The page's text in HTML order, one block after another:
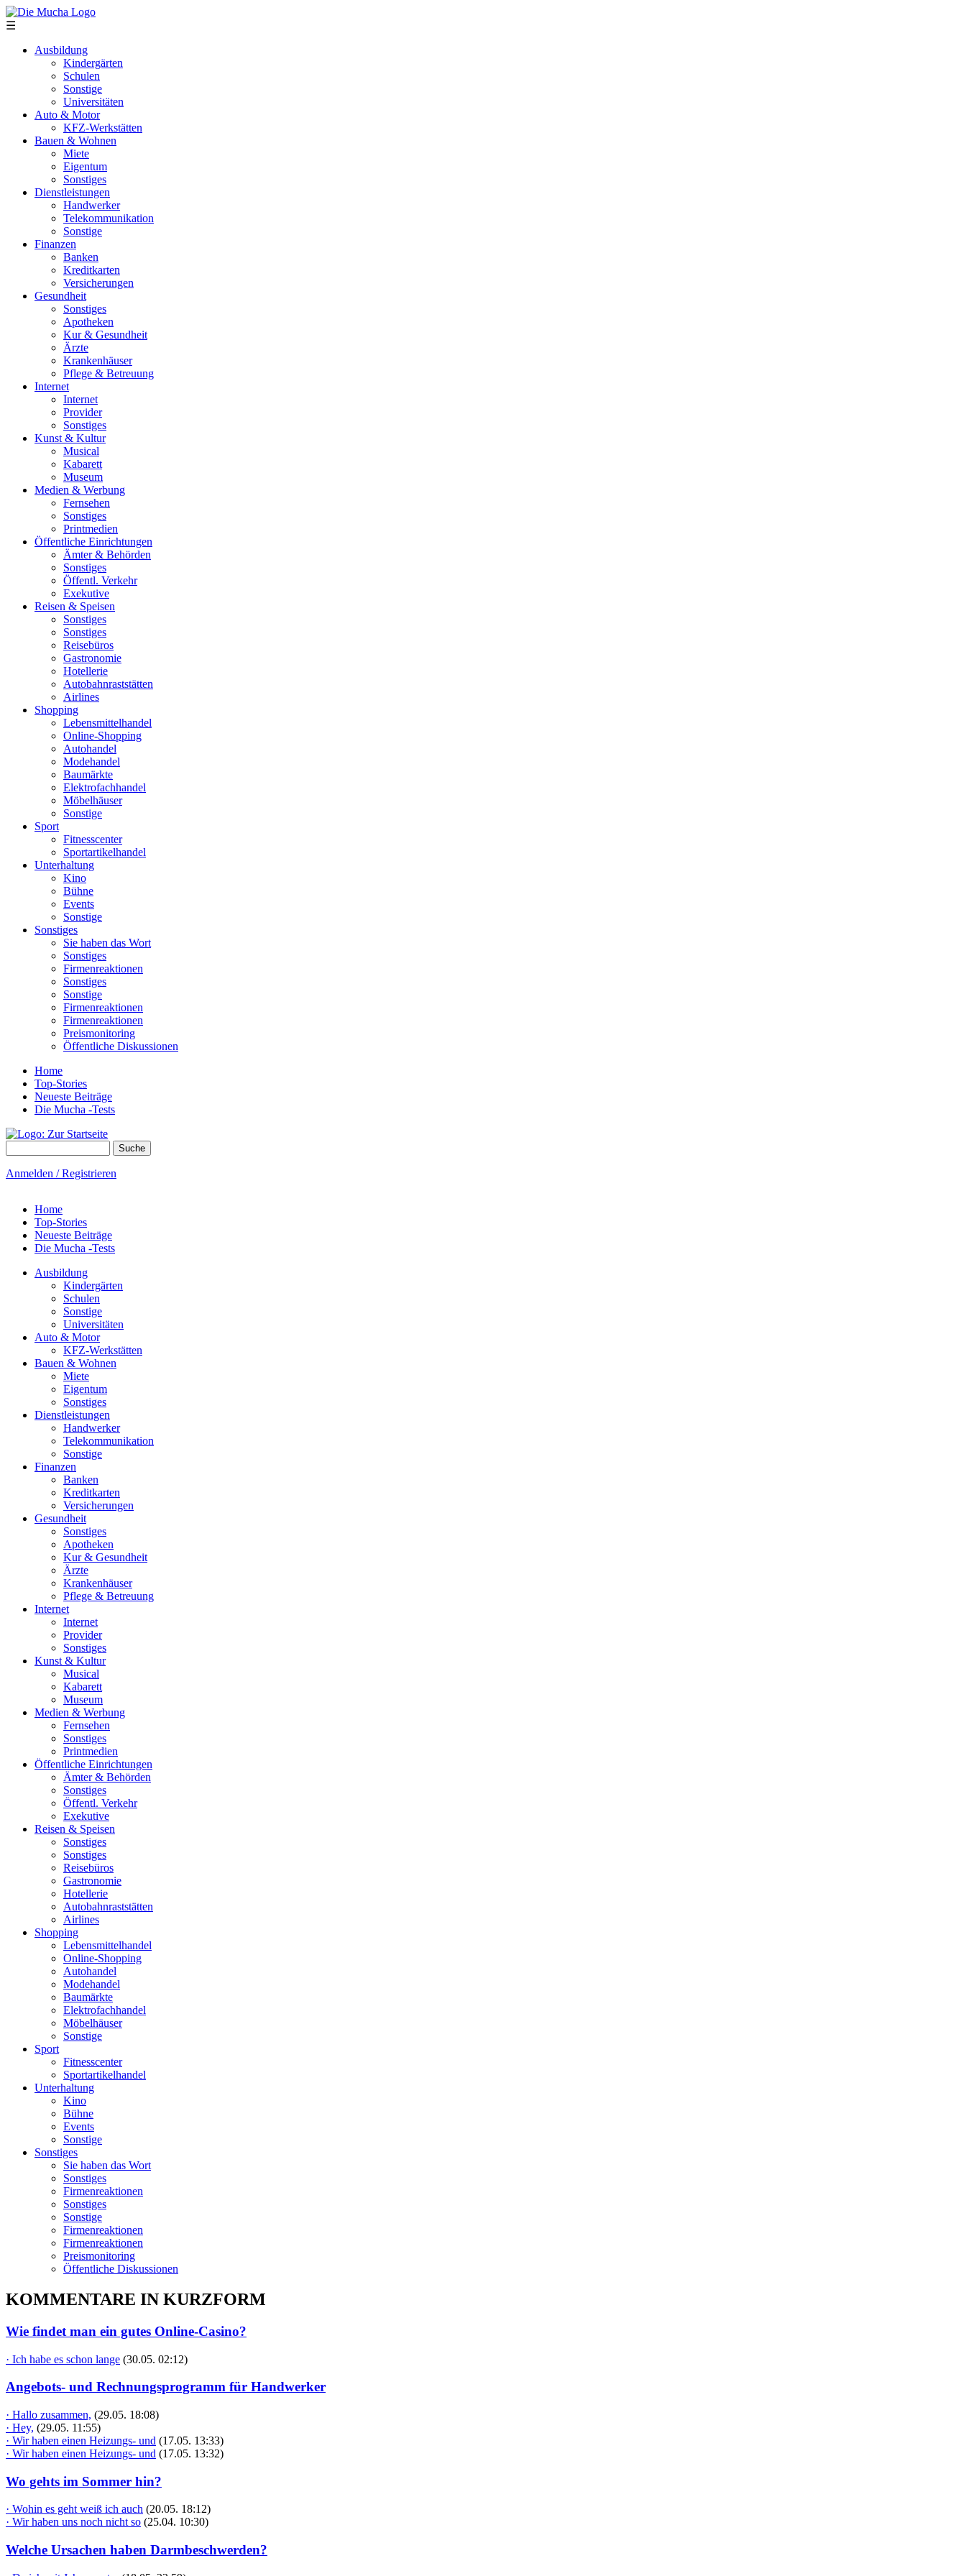
Direkt zum Inhalt
☰
Ausbildung
Kindergärten
Schulen
Sonstige
Universitäten
Auto & Motor
KFZ-Werkstätten
Bauen & Wohnen
Miete
Eigentum
Sonstiges
Dienstleistungen
Handwerker
Telekommunikation
Sonstige
Finanzen
Banken
Kreditkarten
Versicherungen
Gesundheit
Sonstiges
Apotheken
Kur & Gesundheit
Ärzte
Krankenhäuser
Pflege & Betreuung
Internet
Internet
Provider
Sonstiges
Kunst & Kultur
Musical
Kabarett
Museum
Medien & Werbung
Fernsehen
Sonstiges
Printmedien
Öffentliche Einrichtungen
Ämter & Behörden
Sonstiges
Öffentl. Verkehr
Exekutive
Reisen & Speisen
Sonstiges
Sonstiges
Reisebüros
Gastronomie
Hotellerie
Autobahnraststätten
Airlines
Shopping
Lebensmittelhandel
Online-Shopping
Autohandel
Modehandel
Baumärkte
Elektrofachhandel
Möbelhäuser
Sonstige
Sport
Fitnesscenter
Sportartikelhandel
Unterhaltung
Kino
Bühne
Events
Sonstige
Sonstiges
Sie haben das Wort
Sonstiges
Firmenreaktionen
Sonstiges
Sonstige
Firmenreaktionen
Firmenreaktionen
Preismonitoring
Öffentliche Diskussionen
Home
Top-Stories
Neueste Beiträge
Die Mucha -Tests
Anmelden / Registrieren
Home
Top-Stories
Neueste Beiträge
Die Mucha -Tests
Ausbildung
Kindergärten
Schulen
Sonstige
Universitäten
Auto & Motor
KFZ-Werkstätten
Bauen & Wohnen
Miete
Eigentum
Sonstiges
Dienstleistungen
Handwerker
Telekommunikation
Sonstige
Finanzen
Banken
Kreditkarten
Versicherungen
Gesundheit
Sonstiges
Apotheken
Kur & Gesundheit
Ärzte
Krankenhäuser
Pflege & Betreuung
Internet
Internet
Provider
Sonstiges
Kunst & Kultur
Musical
Kabarett
Museum
Medien & Werbung
Fernsehen
Sonstiges
Printmedien
Öffentliche Einrichtungen
Ämter & Behörden
Sonstiges
Öffentl. Verkehr
Exekutive
Reisen & Speisen
Sonstiges
Sonstiges
Reisebüros
Gastronomie
Hotellerie
Autobahnraststätten
Airlines
Shopping
Lebensmittelhandel
Online-Shopping
Autohandel
Modehandel
Baumärkte
Elektrofachhandel
Möbelhäuser
Sonstige
Sport
Fitnesscenter
Sportartikelhandel
Unterhaltung
Kino
Bühne
Events
Sonstige
Sonstiges
Sie haben das Wort
Sonstiges
Firmenreaktionen
Sonstiges
Sonstige
Firmenreaktionen
Firmenreaktionen
Preismonitoring
Öffentliche Diskussionen
KOMMENTARE IN KURZFORM
Wie findet man ein gutes Online-Casino?
· Ich habe es schon lange (30.05. 02:12)
Angebots- und Rechnungsprogramm für Handwerker
· Hallo zusammen, (29.05. 18:08)
· Hey, (29.05. 11:55)
· Wir haben einen Heizungs- und (17.05. 13:33)
· Wir haben einen Heizungs- und (17.05. 13:32)
Wo gehts im Sommer hin?
· Wohin es geht weiß ich auch (20.05. 18:12)
· Wir haben uns noch nicht so (25.04. 10:30)
Welche Ursachen haben Darmbeschwerden?